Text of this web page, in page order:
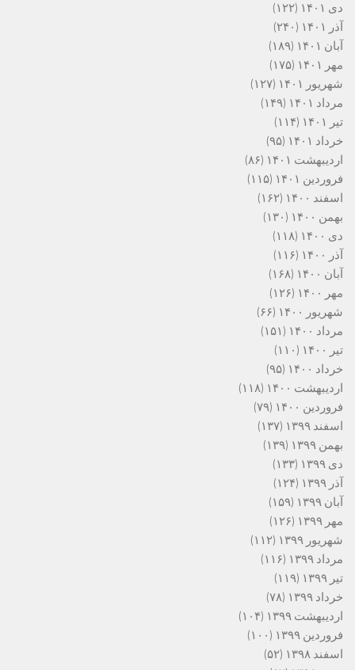
دی ۱۴۰۱
(۱۲۲)
آذر ۱۴۰۱
(۲۴۰)
آبان ۱۴۰۱
(۱۸۹)
مهر ۱۴۰۱
(۱۷۵)
شهریور ۱۴۰۱
(۱۲۷)
مرداد ۱۴۰۱
(۱۴۹)
تیر ۱۴۰۱
(۱۱۴)
خرداد ۱۴۰۱
(۹۵)
اردیبهشت ۱۴۰۱
(۸۶)
فروردین ۱۴۰۱
(۱۱۵)
اسفند ۱۴۰۰
(۱۶۲)
بهمن ۱۴۰۰
(۱۳۰)
دی ۱۴۰۰
(۱۱۸)
آذر ۱۴۰۰
(۱۱۶)
آبان ۱۴۰۰
(۱۶۸)
مهر ۱۴۰۰
(۱۲۶)
شهریور ۱۴۰۰
(۶۶)
مرداد ۱۴۰۰
(۱۵۱)
تیر ۱۴۰۰
(۱۱۰)
خرداد ۱۴۰۰
(۹۵)
اردیبهشت ۱۴۰۰
(۱۱۸)
فروردین ۱۴۰۰
(۷۹)
اسفند ۱۳۹۹
(۱۳۷)
بهمن ۱۳۹۹
(۱۳۹)
دی ۱۳۹۹
(۱۳۳)
آذر ۱۳۹۹
(۱۲۴)
آبان ۱۳۹۹
(۱۵۹)
مهر ۱۳۹۹
(۱۲۶)
شهریور ۱۳۹۹
(۱۱۲)
مرداد ۱۳۹۹
(۱۱۶)
تیر ۱۳۹۹
(۱۱۹)
خرداد ۱۳۹۹
(۷۸)
اردیبهشت ۱۳۹۹
(۱۰۴)
فروردین ۱۳۹۹
(۱۰۰)
اسفند ۱۳۹۸
(۵۲)